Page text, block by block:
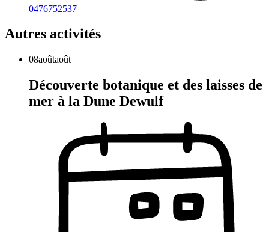
0476752537
Autres activités
08aoûtaoût
Découverte botanique et des laisses de
mer à la Dune Dewulf